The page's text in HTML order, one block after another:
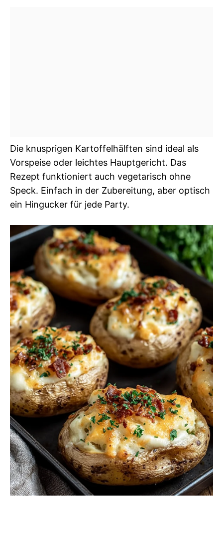
Die knusprigen Kartoffelhälften sind ideal als
Vorspeise oder leichtes Hauptgericht. Das
Rezept funktioniert auch vegetarisch ohne
Speck. Einfach in der Zubereitung, aber optisch
ein Hingucker für jede Party.